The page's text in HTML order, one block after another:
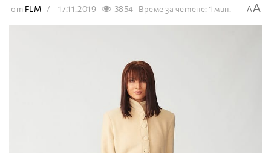
от FLM 17.11.2019 3854 Време за четене: 1 мин. AA